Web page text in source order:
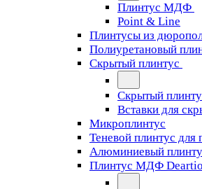
Плинтус МДФ
Point & Line
Плинтусы из
Полиуретановый
Скрытый плинтус
Скрытый
Вставки для
Микроплинтус
Теневой плинтус для
Алюминиевый
Плинтус МДФ Deartio